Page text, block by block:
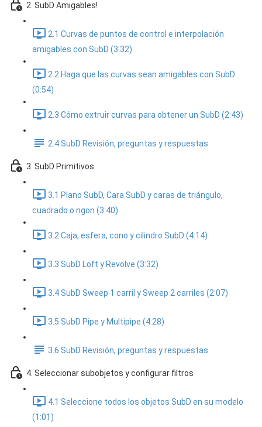
2. SubD Amigables!
2.1 Curvas de puntos de control e interpolación
amigables con SubD (3:32)
2.2 Haga que las curvas sean amigables con SubD
(0:54)
2.3 Cómo extruir curvas para obtener un SubD (2:43)
2.4 SubD Revisión, preguntas y respuestas
3. SubD Primitivos
3.1 Plano SubD, Cara SubD y caras de triángulo,
cuadrado o ngon (3:40)
3.2 Caja, esfera, cono y cilindro SubD (4:14)
3.3 SubD Loft y Revolve (3:32)
3.4 SubD Sweep 1 carril y Sweep 2 carriles (2:07)
3.5 SubD Pipe y Multipipe (4:28)
3.6 SubD Revisión, preguntas y respuestas
4. Seleccionar subobjetos y configurar filtros
4.1 Seleccione todos los objetos SubD en su modelo
(1:01)